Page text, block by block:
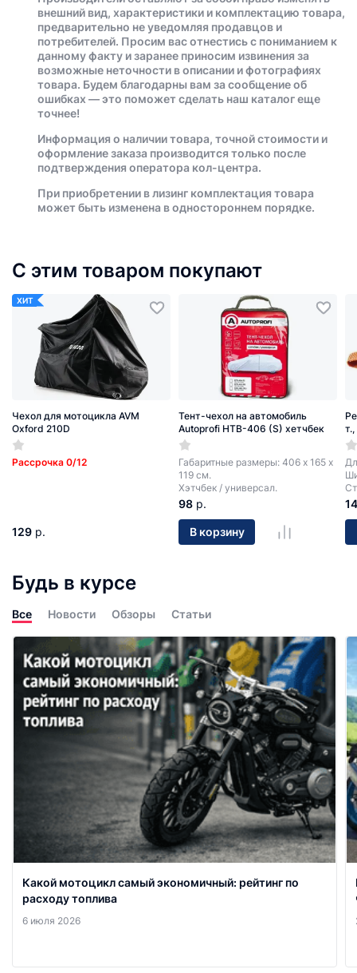
внешний вид, характеристики и комплектацию товара,
предварительно не уведомляя продавцов и
потребителей. Просим вас отнестись с пониманием к
данному факту и заранее приносим извинения за
возможные неточности в описании и фотографиях
товара. Будем благодарны вам за сообщение об
ошибках — это поможет сделать наш каталог еще
точнее!
Информация о наличии товара, точной стоимости и
оформление заказа производится только после
подтверждения оператора кол-центра.
При приобретении в лизинг комплектация товара
может быть изменена в одностороннем порядке.
С этим товаром покупают
ХИТ
Чехол для мотоцикла AVM
Oxford 210D
Рассрочка 0/12
129 р.
Тент-чехол на автомобиль
Autoprofi HTB-406 (S) хетчбек
Габаритные размеры: 406 х 165 х
119 см.
Хэтчбек / универсал.
98 р.
В корзину
14
Будь в курсе
Все Новости Обзоры Статьи
Какой мотоцикл самый экономичный: рейтинг по
расходу топлива
6 июля 2026